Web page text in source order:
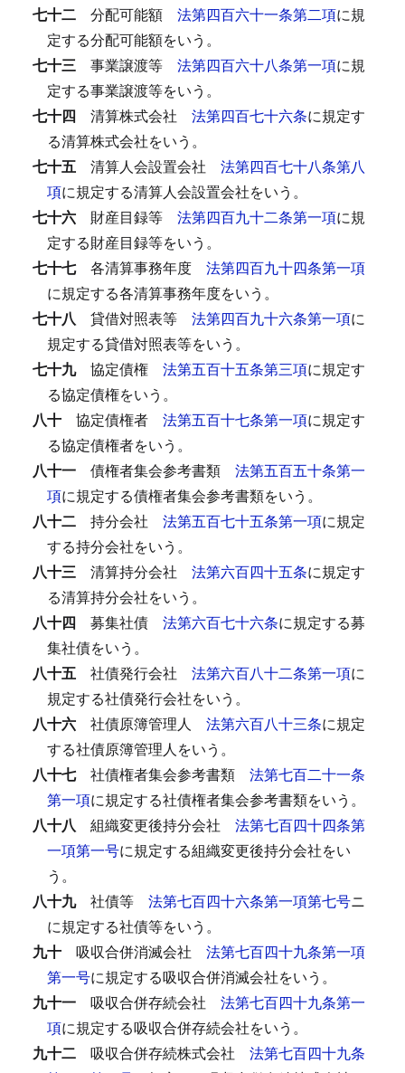
七十二 分配可能額 法第四百六十一条第二項に規
定する分配可能額をいう。
七十三 事業譲渡等 法第四百六十八条第一項に規
定する事業譲渡等をいう。
七十四 清算株式会社 法第四百七十六条に規定す
る清算株式会社をいう。
七十五 清算人会設置会社
法第四百七十八条第八
項に規定する清算人会設置会社をいう。
七十六 財産目録等 法第四百九十二条第一項に規
定する財産目録等をいう。
七十七 各清算事務年度
法第四百九十四条第一項
に規定する各清算事務年度をいう。
七十八 貸借対照表等 法第四百九十六条第一項に
規定する貸借対照表等をいう。
七十九 協定債権 法第五百十五条第三項に規定す
る協定債権をいう。
八十 協定債権者 法第五百十七条第一項に規定す
る協定債権者をいう。
八十一 債権者集会参考書類
法第五百五十条第一
項に規定する債権者集会参考書類をいう。
八十二 持分会社 法第五百七十五条第一項に規定
する持分会社をいう。
八十三 清算持分会社 法第六百四十五条に規定す
る清算持分会社をいう。
八十四 募集社債 法第六百七十六条に規定する募
集社債をいう。
八十五 社債発行会社 法第六百八十二条第一項に
規定する社債発行会社をいう。
八十六 社債原簿管理人 法第六百八十三条に規定
する社債原簿管理人をいう。
八十七 社債権者集会参考書類
法第七百二十一条
第一項に規定する社債権者集会参考書類をいう。
八十八 組織変更後持分会社
法第七百四十四条第
一項第一号に規定する組織変更後持分会社をい
う。
八十九 社債等 法第七百四十六条第一項第七号ニ
に規定する社債等をいう。
九十 吸収合併消滅会社
法第七百四十九条第一項
第一号に規定する吸収合併消滅会社をいう。
九十一 吸収合併存続会社
法第七百四十九条第一
項に規定する吸収合併存続会社をいう。
九十二 吸収合併存続株式会社
法第七百四十九条